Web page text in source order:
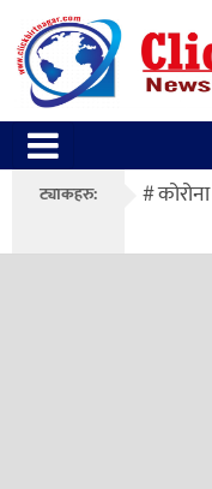
ट्याकहरु: कोरोना